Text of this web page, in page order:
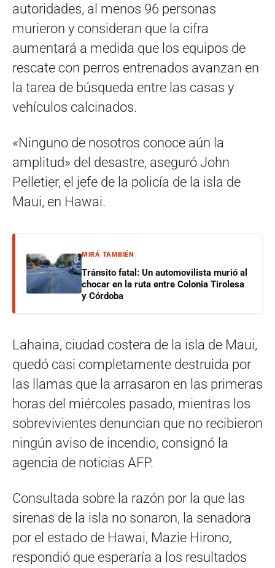
autoridades, al menos 96 personas
murieron y consideran que la cifra
aumentará a medida que los equipos de
rescate con perros entrenados avanzan en
la tarea de búsqueda entre las casas y
vehículos calcinados.
«Ninguno de nosotros conoce aún la
amplitud» del desastre, aseguró John
Pelletier, el jefe de la policía de la isla de
Maui, en Hawai.
MIRÁ TAMBIÉN
Tránsito fatal: Un automovilista murió al
chocar en la ruta entre Colonia Tirolesa
y Córdoba
Lahaina, ciudad costera de la isla de Maui,
quedó casi completamente destruida por
las llamas que la arrasaron en las primeras
horas del miércoles pasado, mientras los
sobrevivientes denuncian que no recibieron
ningún aviso de incendio, consignó la
agencia de noticias AFP.
Consultada sobre la razón por la que las
sirenas de la isla no sonaron, la senadora
por el estado de Hawai, Mazie Hirono,
respondió que esperaría a los resultados